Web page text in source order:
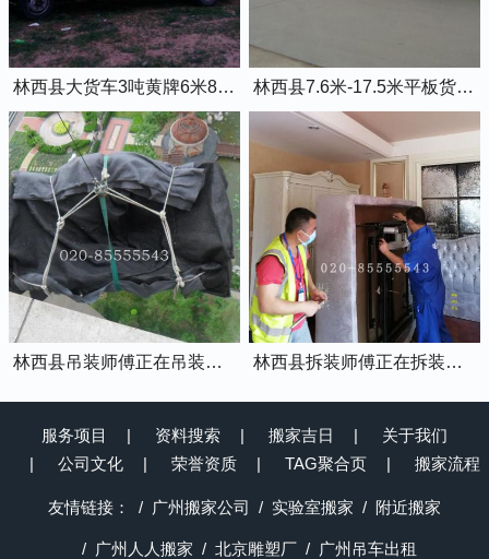
林西县大货车3吨黄牌6米8的厢式货车 林西县7.6米-17.5米平板货车出租
林西县吊装师傅正在吊装物品上楼 林西县拆装师傅正在拆装家具
服务项目 资料搜索 搬家吉日
关于我们
公司文化
荣誉资质 TAG聚合页 搬家流程
友情链接： 广州搬家公司 实验室搬家 附近搬家
广州人人搬家 北京雕塑厂 广州吊车出租